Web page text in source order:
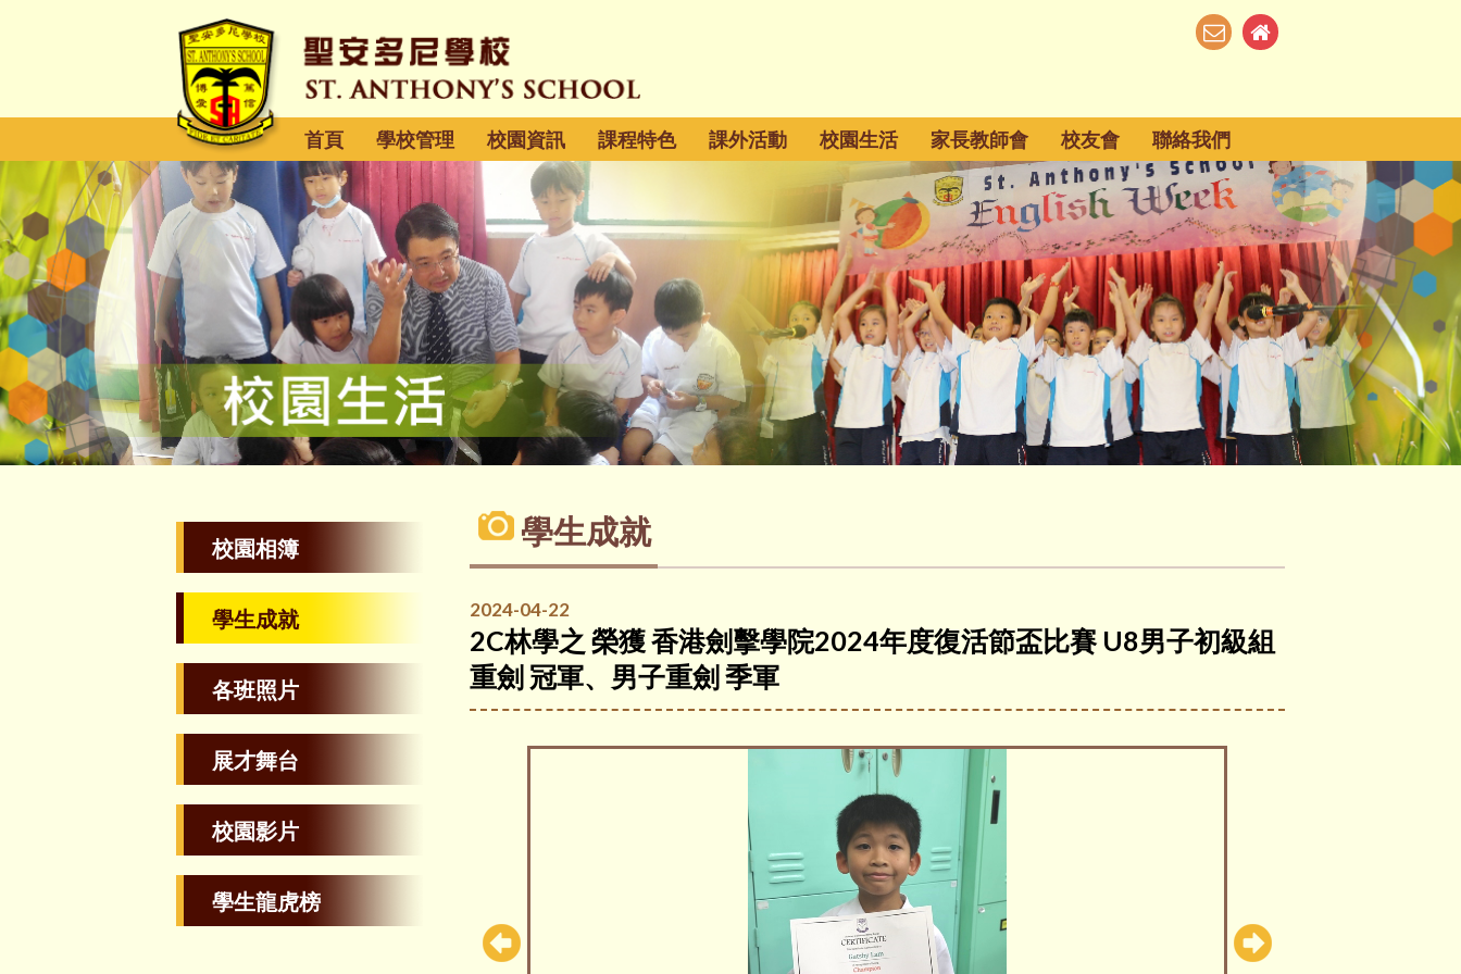
首頁 學校管理 校園資訊 課程特色 課外活動 校園生活 家長教師會 校友會 聯絡我們
校園相簿
學生成就
各班照片
展才舞台
校園影片
學生龍虎榜
學生成就
2024-04-22
2C林學之 榮獲 香港劍擊學院2024年度復活節盃比賽 U8男子初級組
重劍 冠軍、男子重劍 季軍